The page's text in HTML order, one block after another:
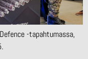
-tapahtumassa,